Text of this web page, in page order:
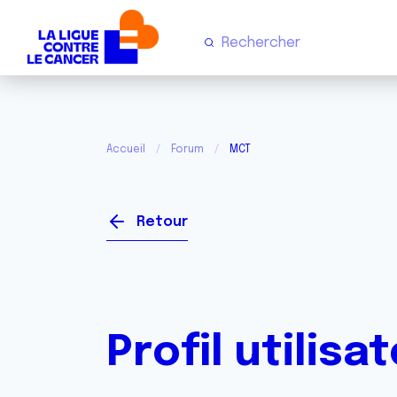
Accueil Forum MCT
Retour
Profil